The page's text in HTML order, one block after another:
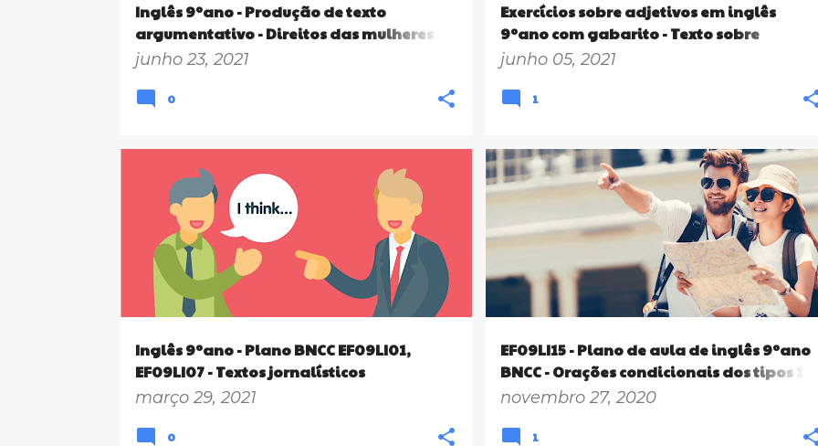
Inglês 9ºano - Produção de texto
argumentativo - Direitos das mulheres -
Plano de aula BNCC - EF09LI03, EF09LI07,
junho 23, 2021
0
Exercícios sobre adjetivos em inglês
9ºano com gabarito - Texto sobre
adolescência (PDF)
junho 05, 2021
1
Inglês 9ºano - Plano BNCC EF09LI01,
EF09LI07 - Textos jornalísticos
(argumentação)
março 29, 2021
9º ANO EF09LI01 EF09LI07 LESSON PLANS
PLANOS DE AULA BNCC
0
EF09LI15 - Plano de aula de inglês 9ºano
BNCC - Orações condicionais dos tipos 1 e
2 (if-clauses)
novembro 27, 2020
9º ANO EF09LI15 ENSINO FUNDAMENTAL +
1